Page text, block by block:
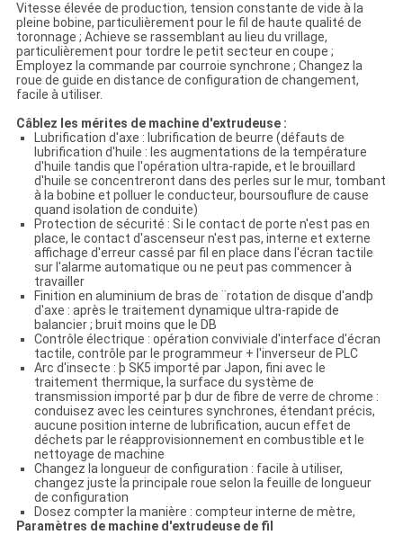
Vitesse élevée de production, tension constante de vide à la
pleine bobine, particulièrement pour le fil de haute qualité de
toronnage ; Achieve se rassemblant au lieu du vrillage,
particulièrement pour tordre le petit secteur en coupe ;
Employez la commande par courroie synchrone ; Changez la
roue de guide en distance de configuration de changement,
facile à utiliser.
Câblez les mérites de machine d'extrudeuse :
Lubrification d'axe : lubrification de beurre (défauts de
lubrification d'huile : les augmentations de la température
d'huile tandis que l'opération ultra-rapide, et le brouillard
d'huile se concentreront dans des perles sur le mur, tombant
à la bobine et polluer le conducteur, boursouflure de cause
quand isolation de conduite)
Protection de sécurité : Si le contact de porte n'est pas en
place, le contact d'ascenseur n'est pas, interne et externe
affichage d'erreur cassé par fil en place dans l'écran tactile
sur l'alarme automatique ou ne peut pas commencer à
travailler
Finition en aluminium de bras de ¨rotation de disque d'andþ
d'axe : après le traitement dynamique ultra-rapide de
balancier ; bruit moins que le DB
Contrôle électrique : opération conviviale d'interface d'écran
tactile, contrôle par le programmeur + l'inverseur de PLC
Arc d'insecte : þ SK5 importé par Japon, fini avec le
traitement thermique, la surface du système de
transmission importé par þ dur de fibre de verre de chrome :
conduisez avec les ceintures synchrones, étendant précis,
aucune position interne de lubrification, aucun effet de
déchets par le réapprovisionnement en combustible et le
nettoyage de machine
Changez la longueur de configuration : facile à utiliser,
changez juste la principale roue selon la feuille de longueur
de configuration
Dosez compter la manière : compteur interne de mètre,
Paramètres de machine d'extrudeuse de fil